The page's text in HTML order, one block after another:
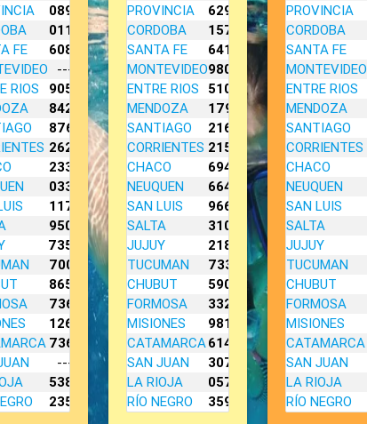
0895
0119
FE
6087
---
RIOS
9058
8422
8765
2621
2335
0331
1174
9500
7357
7006
8653
7363
1263
7361
---
5385
2353
PROVINCIA
6295
CORDOBA
1576
SANTA FE
6414
MONTEVIDEO9801
ENTRE RIOS
5100
MENDOZA
1794
SANTIAGO
2164
CORRIENTES 2152
CHACO
6940
NEUQUEN
6644
SAN LUIS
9665
SALTA
3101
JUJUY
2181
TUCUMAN
7330
CHUBUT
5906
FORMOSA
3324
MISIONES
9812
CATAMARCA6145
SAN JUAN
3079
LA RIOJA
0571
RÍO NEGRO
3591
PROVINCIA
CORDOBA
SANTA FE
MONTEVIDEO
ENTRE RIOS
MENDOZA
SANTIAGO
CORRIENTES
CHACO
NEUQUEN
SAN LUIS
SALTA
JUJUY
TUCUMAN
CHUBUT
FORMOSA
MISIONES
CATAMARCA
SAN JUAN
LA RIOJA
RÍO NEGRO